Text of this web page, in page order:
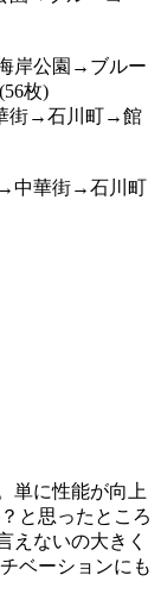
岸公園→ブルー
(56枚)
中華街→石川町
単に性能が向上
と思ったところ
えないの大きく
ベーションにも